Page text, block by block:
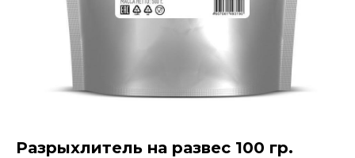
Разрыхлитель на развес 100 гр.